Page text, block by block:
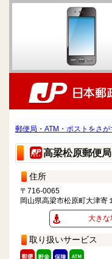
郵便局・ATM・ポストをさが
高梁松原郵便局
住所
〒716-0065
岡山県高梁市松原町大津寄
大きな
取り扱いサービス